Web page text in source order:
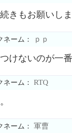
きもお願いし
ネーム： ｐｐ
けないのが一
ネーム： RTQ
ネーム： 軍曹